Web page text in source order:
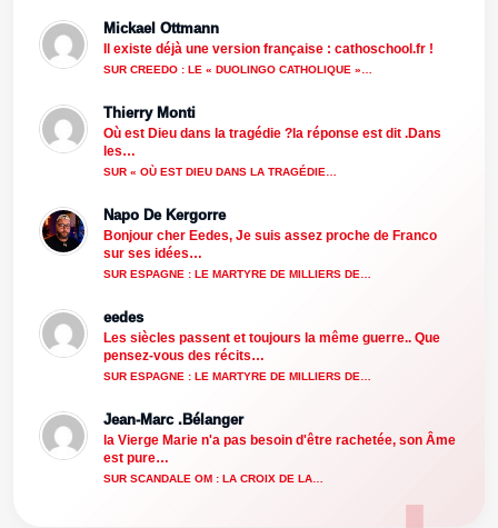
Mickael Ottmann
Il existe déjà une version française : cathoschool.fr !
SUR CREEDO : LE « DUOLINGO CATHOLIQUE »…
Thierry Monti
Où est Dieu dans la tragédie ?la réponse est dit .Dans
les…
SUR « OÙ EST DIEU DANS LA TRAGÉDIE…
Napo De Kergorre
Bonjour cher Eedes, Je suis assez proche de Franco
sur ses idées…
SUR ESPAGNE : LE MARTYRE DE MILLIERS DE…
eedes
Les siècles passent et toujours la même guerre.. Que
pensez-vous des récits…
SUR ESPAGNE : LE MARTYRE DE MILLIERS DE…
Jean-Marc .Bélanger
la Vierge Marie n'a pas besoin d'être rachetée, son Âme
est pure…
SUR SCANDALE OM : LA CROIX DE LA…